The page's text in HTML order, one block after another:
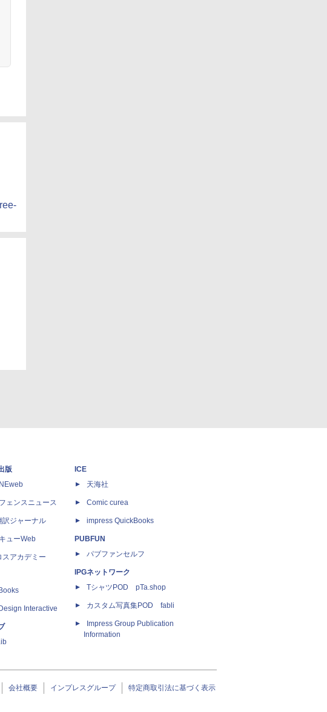
版
ェンスニュース
訳ジャーナル
ューWeb
スアカデミー
Interactive
ICE
天海社
Comic curea
impress QuickBooks
PUBFUN
パブファンセルフ
IPGネットワーク
TシャツPOD pTa.shop
カスタム写真集POD fabli
Impress Group Publication
Information
会社概要 インプレスグループ 特定商取引法に基づく表示